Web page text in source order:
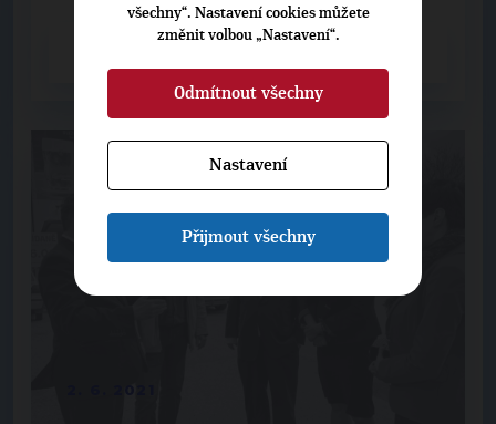
všechny“. Nastavení cookies můžete
změnit volbou „Nastavení“.
Odmítnout všechny
Nastavení
Přijmout všechny